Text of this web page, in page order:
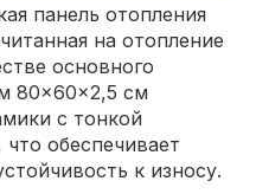
панель отопления
на отопление
основного
80×60×2,5 см
с тонкой
обеспечивает
к износу.